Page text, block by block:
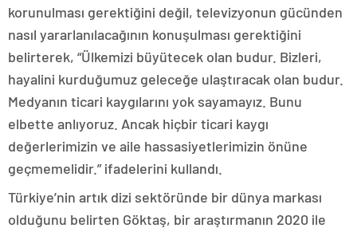
korunulması gerektiğini değil, televizyonun gücünden
nasıl yararlanılacağının konuşulması gerektiğini
belirterek, “Ülkemizi büyütecek olan budur. Bizleri,
hayalini kurduğumuz geleceğe ulaştıracak olan budur.
Medyanın ticari kaygılarını yok sayamayız. Bunu
elbette anlıyoruz. Ancak hiçbir ticari kaygı
değerlerimizin ve aile hassasiyetlerimizin önüne
geçmemelidir.” ifadelerini kullandı.
Türkiye’nin artık dizi sektöründe bir dünya markası
olduğunu belirten Göktaş, bir araştırmanın 2020 ile